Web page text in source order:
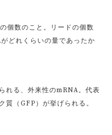
個数のこと。リードの個数
どれくらいの量であったか
れる、外来性のmRNA。代表
質（GFP）が挙げられる。